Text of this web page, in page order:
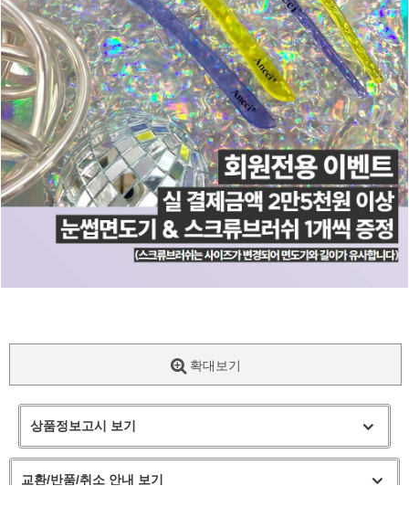
확대보기
상품정보고시 보기
교환/반품/취소 안내 보기